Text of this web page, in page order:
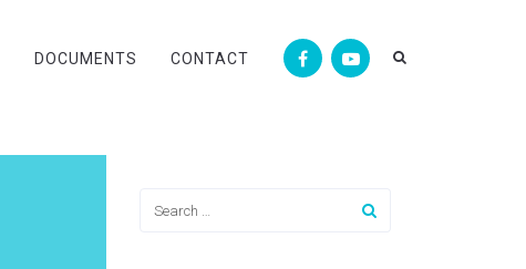
DOCUMENTS CONTACT